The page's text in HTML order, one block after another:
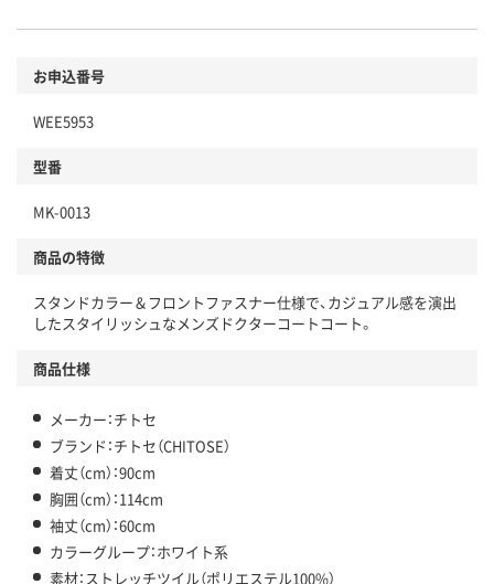
お申込番号
WEE5953
型番
MK-0013
商品の特徴
スタンドカラー＆フロントファスナー仕様で、カジュアル感を演出
したスタイリッシュなメンズドクターコートコート。
商品仕様
メーカー：チトセ
ブランド：チトセ（CHITOSE）
着丈（cm）：90cm
胸囲（cm）：114cm
袖丈（cm）：60cm
カラーグループ：ホワイト系
素材：ストレッチツイル（ポリエステル100%）